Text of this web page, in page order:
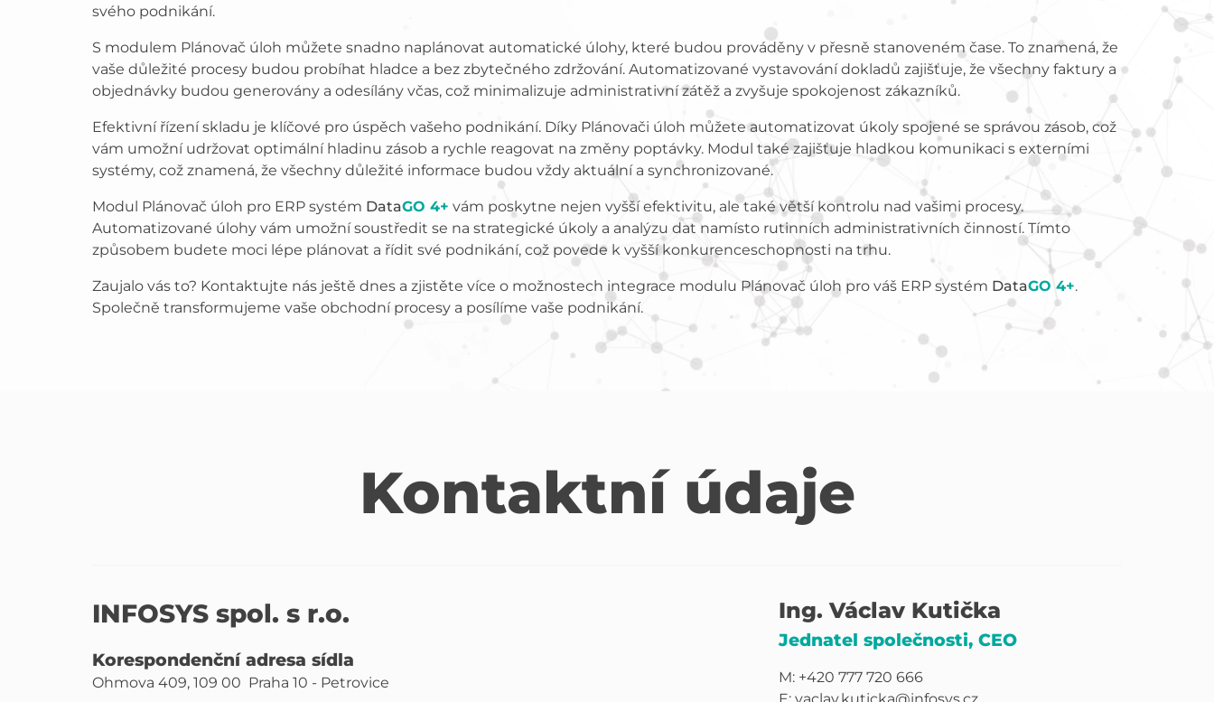
svého podnikání.
S modulem Plánovač úloh můžete snadno naplánovat automatické úlohy, které budou prováděny v přesně stanoveném čase. To znamená, že
vaše důležité procesy budou probíhat hladce a bez zbytečného zdržování. Automatizované vystavování dokladů zajišťuje, že všechny faktury a
objednávky budou generovány a odesílány včas, což minimalizuje administrativní zátěž a zvyšuje spokojenost zákazníků.
Efektivní řízení skladu je klíčové pro úspěch vašeho podnikání. Díky Plánovači úloh můžete automatizovat úkoly spojené se správou zásob, což
vám umožní udržovat optimální hladinu zásob a rychle reagovat na změny poptávky. Modul také zajišťuje hladkou komunikaci s externími
systémy, což znamená, že všechny důležité informace budou vždy aktuální a synchronizované.
Modul Plánovač úloh pro ERP systém DataGO 4+ vám poskytne nejen vyšší efektivitu, ale také větší kontrolu nad vašimi procesy.
Automatizované úlohy vám umožní soustředit se na strategické úkoly a analýzu dat namísto rutinních administrativních činností. Tímto
způsobem budete moci lépe plánovat a řídit své podnikání, což povede k vyšší konkurenceschopnosti na trhu.
Zaujalo vás to? Kontaktujte nás ještě dnes a zjistěte více o možnostech integrace modulu Plánovač úloh pro váš ERP systém DataGO 4+.
Společně transformujeme vaše obchodní procesy a posílíme vaše podnikání.
Kontaktní údaje
INFOSYS spol. s r.o.
Korespondenční adresa sídla
Ohmova 409, 109 00 Praha 10 - Petrovice
Ing. Václav Kutička
Jednatel společnosti, CEO
M: +420 777 720 666